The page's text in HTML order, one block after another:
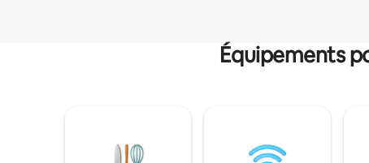
Équipements